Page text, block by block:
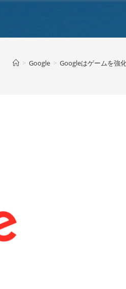
> Google > Googleはゲームを強